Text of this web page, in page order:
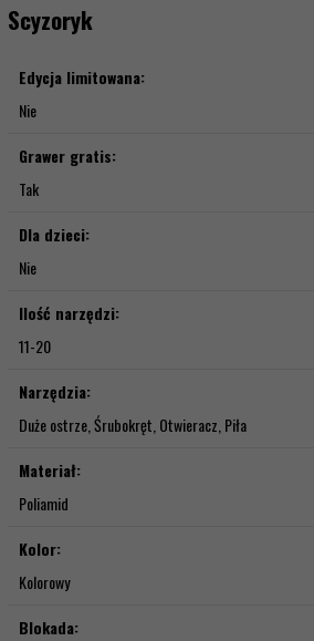
Scyzoryk
Edycja limitowana:
Nie
Grawer gratis:
Tak
Dla dzieci:
Nie
Ilość narzędzi:
11-20
Narzędzia:
Duże ostrze, Śrubokręt, Otwieracz, Piła
Materiał:
Poliamid
Kolor:
Kolorowy
Blokada: